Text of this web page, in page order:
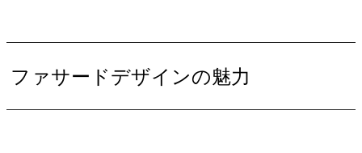
ファサードデザインの魅力